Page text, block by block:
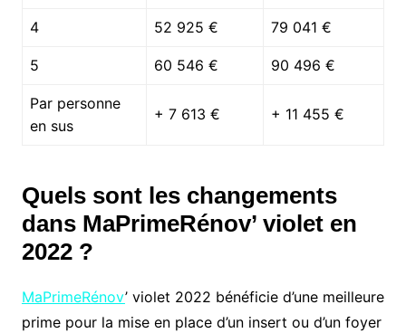
4 52 925 € 79 041 €
5 60 546 € 90 496 €
Par personne
en sus
+ 7 613 € + 11 455 €
Quels sont les changements
dans MaPrimeRénov’ violet en
2022 ?
MaPrimeRénov’ violet 2022 bénéficie d’une meilleure
prime pour la mise en place d’un insert ou d’un foyer